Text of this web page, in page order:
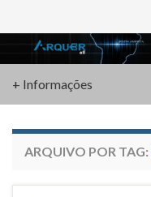
Search for:
+ Informações
ARQUIVO POR TAG: